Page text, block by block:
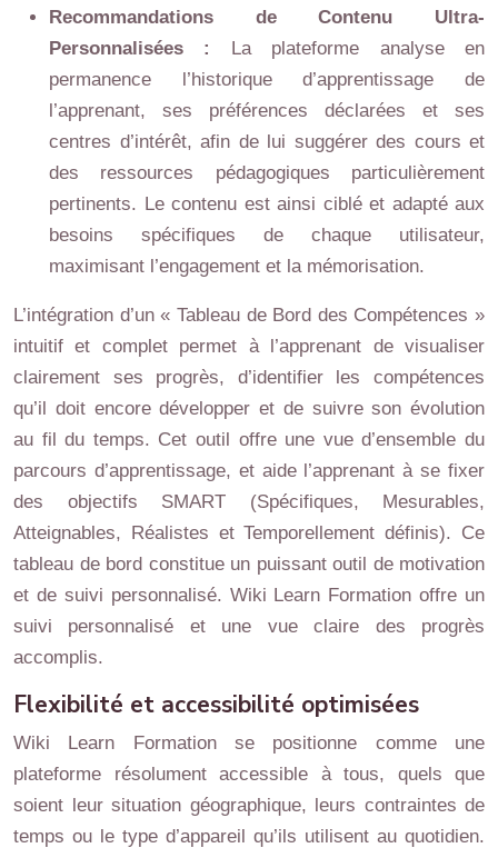
Recommandations de Contenu Ultra-
Personnalisées : La plateforme analyse en
permanence l’historique d’apprentissage de
l’apprenant, ses préférences déclarées et ses
centres d’intérêt, afin de lui suggérer des cours et
des ressources pédagogiques particulièrement
pertinents. Le contenu est ainsi ciblé et adapté aux
besoins spécifiques de chaque utilisateur,
maximisant l’engagement et la mémorisation.
L’intégration d’un « Tableau de Bord des Compétences »
intuitif et complet permet à l’apprenant de visualiser
clairement ses progrès, d’identifier les compétences
qu’il doit encore développer et de suivre son évolution
au fil du temps. Cet outil offre une vue d’ensemble du
parcours d’apprentissage, et aide l’apprenant à se fixer
des objectifs SMART (Spécifiques, Mesurables,
Atteignables, Réalistes et Temporellement définis). Ce
tableau de bord constitue un puissant outil de motivation
et de suivi personnalisé. Wiki Learn Formation offre un
suivi personnalisé et une vue claire des progrès
accomplis.
Flexibilité et accessibilité optimisées
Wiki Learn Formation se positionne comme une
plateforme résolument accessible à tous, quels que
soient leur situation géographique, leurs contraintes de
temps ou le type d’appareil qu’ils utilisent au quotidien.